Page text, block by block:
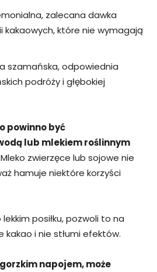
zalecana dawka
które nie wymagają
szamańska, odpowiednia
podróży i głębokiej
powinno być
lub mlekiem roślinnym
Mleko zwierzęce lub sojowe nie
hamuje niektóre korzyści
posiłku, pozwoli to na
kakao i nie stłumi efektów.
napojem, może